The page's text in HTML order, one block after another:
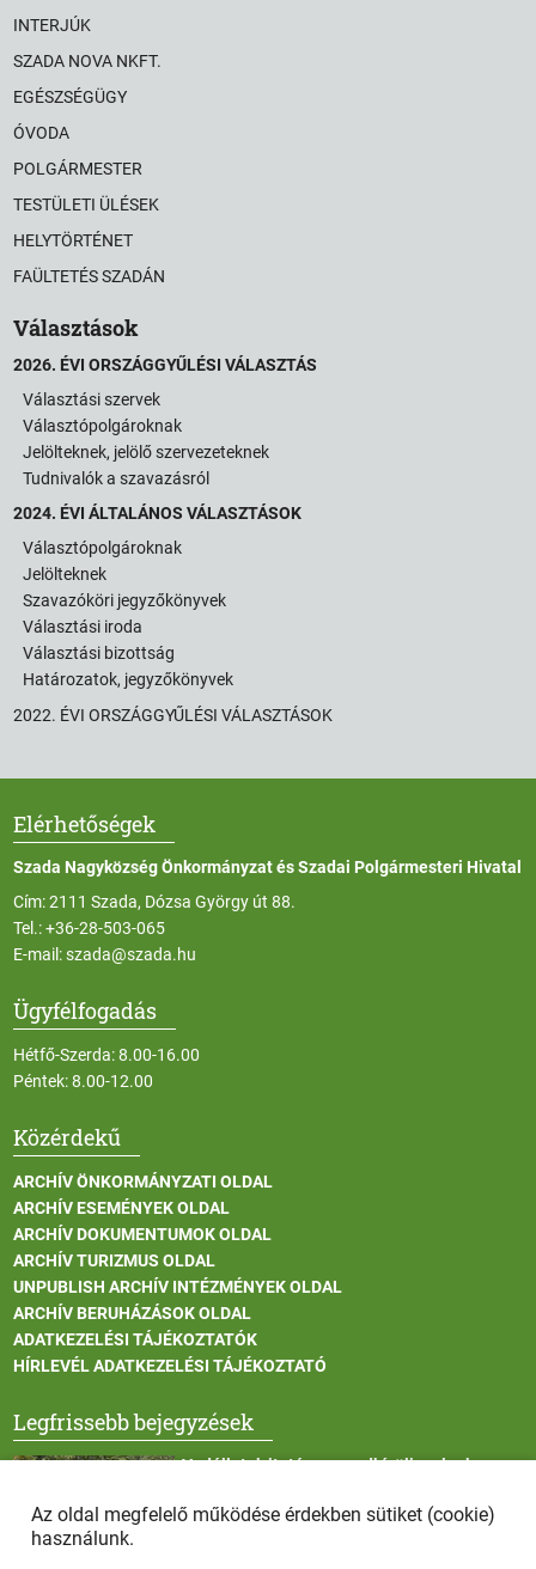
INTERJÚK
SZADA NOVA NKFT.
EGÉSZSÉGÜGY
ÓVODA
POLGÁRMESTER
TESTÜLETI ÜLÉSEK
HELYTÖRTÉNET
FAÜLTETÉS SZADÁN
Választások
2026. ÉVI ORSZÁGGYŰLÉSI VÁLASZTÁS
Választási szervek
Választópolgároknak
Jelölteknek, jelölő szervezeteknek
Tudnivalók a szavazásról
2024. ÉVI ÁLTALÁNOS VÁLASZTÁSOK
Választópolgároknak
Jelölteknek
Szavazóköri jegyzőkönyvek
Választási iroda
Választási bizottság
Határozatok, jegyzőkönyvek
2022. ÉVI ORSZÁGGYŰLÉSI VÁLASZTÁSOK
Elérhetőségek
Szada Nagyközség Önkormányzat és Szadai Polgármesteri Hivatal
Cím: 2111 Szada, Dózsa György út 88.
Tel.:+36-28-503-065
E-mail:szada@szada.hu
Ügyfélfogadás
Hétfő-Szerda: 8.00-16.00
Péntek: 8.00-12.00
Közérdekű
ARCHÍV ÖNKORMÁNYZATI OLDAL
ARCHÍV ESEMÉNYEK OLDAL
ARCHÍV DOKUMENTUMOK OLDAL
ARCHÍV TURIZMUS OLDAL
UNPUBLISH ARCHÍV INTÉZMÉNYEK OLDAL
ARCHÍV BERUHÁZÁSOK OLDAL
ADATKEZELÉSI TÁJÉKOZTATÓK
HÍRLEVÉL ADATKEZELÉSI TÁJÉKOZTATÓ
Legfrissebb bejegyzések
Vadállatok itatása a rendkívüli melegben
Az oldal megfelelő működése érdekben sütiket (cookie)
használunk.